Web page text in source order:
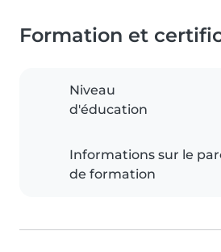
Formation et
Niveau
d'éducation
Informations sur le
de formation